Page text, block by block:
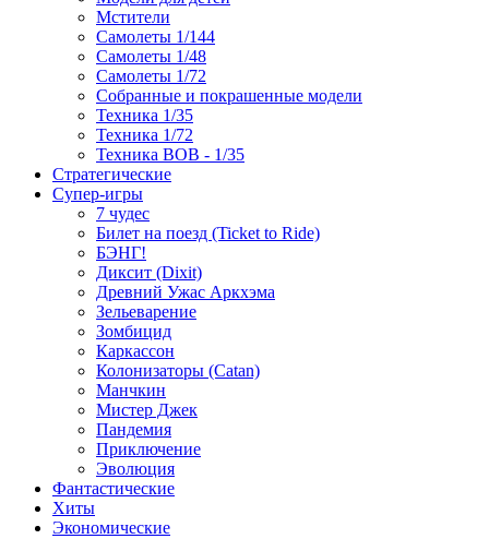
Мстители
Самолеты 1/144
Самолеты 1/48
Самолеты 1/72
Собранные и покрашенные модели
Техника 1/35
Техника 1/72
Техника ВОВ - 1/35
Стратегические
Супер-игры
7 чудес
Билет на поезд (Ticket to Ride)
БЭНГ!
Диксит (Dixit)
Древний Ужас Аркхэма
Зельеварение
Зомбицид
Каркассон
Колонизаторы (Catan)
Манчкин
Мистер Джек
Пандемия
Приключение
Эволюция
Фантастические
Хиты
Экономические